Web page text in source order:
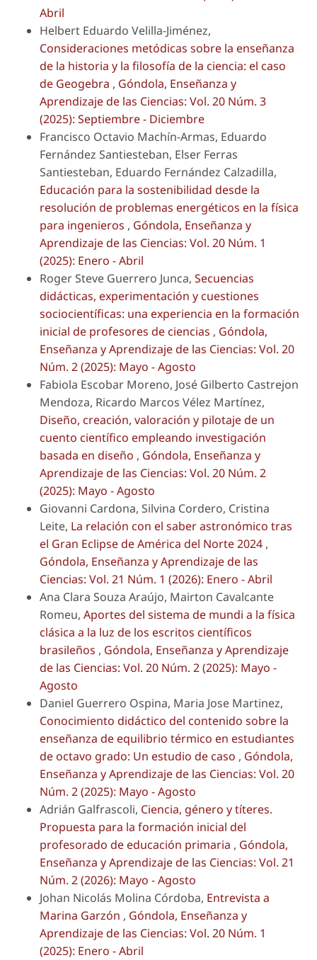
Abril
Helbert Eduardo Velilla-Jiménez,
Consideraciones metódicas sobre la enseñanza
de la historia y la filosofía de la ciencia: el caso
de Geogebra , Góndola, Enseñanza y
Aprendizaje de las Ciencias: Vol. 20 Núm. 3
(2025): Septiembre - Diciembre
Francisco Octavio Machín-Armas, Eduardo
Fernández Santiesteban, Elser Ferras
Santiesteban, Eduardo Fernández Calzadilla,
Educación para la sostenibilidad desde la
resolución de problemas energéticos en la física
para ingenieros , Góndola, Enseñanza y
Aprendizaje de las Ciencias: Vol. 20 Núm. 1
(2025): Enero - Abril
Roger Steve Guerrero Junca, Secuencias
didácticas, experimentación y cuestiones
sociocientíficas: una experiencia en la formación
inicial de profesores de ciencias , Góndola,
Enseñanza y Aprendizaje de las Ciencias: Vol. 20
Núm. 2 (2025): Mayo - Agosto
Fabiola Escobar Moreno, José Gilberto Castrejon
Mendoza, Ricardo Marcos Vélez Martínez,
Diseño, creación, valoración y pilotaje de un
cuento científico empleando investigación
basada en diseño , Góndola, Enseñanza y
Aprendizaje de las Ciencias: Vol. 20 Núm. 2
(2025): Mayo - Agosto
Giovanni Cardona, Silvina Cordero, Cristina
Leite, La relación con el saber astronómico tras
el Gran Eclipse de América del Norte 2024 ,
Góndola, Enseñanza y Aprendizaje de las
Ciencias: Vol. 21 Núm. 1 (2026): Enero - Abril
Ana Clara Souza Araújo, Mairton Cavalcante
Romeu, Aportes del sistema de mundi a la física
clásica a la luz de los escritos científicos
brasileños , Góndola, Enseñanza y Aprendizaje
de las Ciencias: Vol. 20 Núm. 2 (2025): Mayo -
Agosto
Daniel Guerrero Ospina, Maria Jose Martinez,
Conocimiento didáctico del contenido sobre la
enseñanza de equilibrio térmico en estudiantes
de octavo grado: Un estudio de caso , Góndola,
Enseñanza y Aprendizaje de las Ciencias: Vol. 20
Núm. 2 (2025): Mayo - Agosto
Adrián Galfrascoli, Ciencia, género y títeres.
Propuesta para la formación inicial del
profesorado de educación primaria , Góndola,
Enseñanza y Aprendizaje de las Ciencias: Vol. 21
Núm. 2 (2026): Mayo - Agosto
Johan Nicolás Molina Córdoba, Entrevista a
Marina Garzón , Góndola, Enseñanza y
Aprendizaje de las Ciencias: Vol. 20 Núm. 1
(2025): Enero - Abril